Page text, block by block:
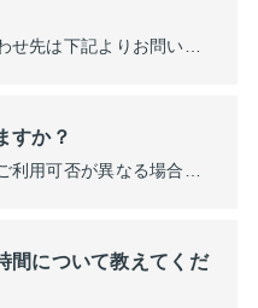
すか？
間について教えてくだ